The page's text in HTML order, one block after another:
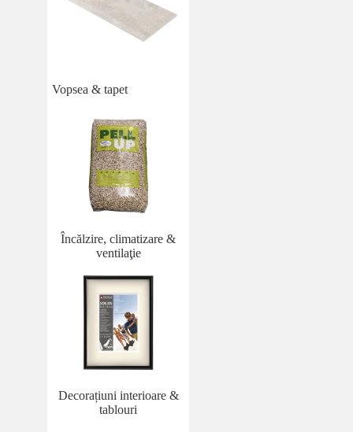
Vopsea & tapet
Încălzire, climatizare &
ventilaţie
Decorațiuni interioare &
tablouri